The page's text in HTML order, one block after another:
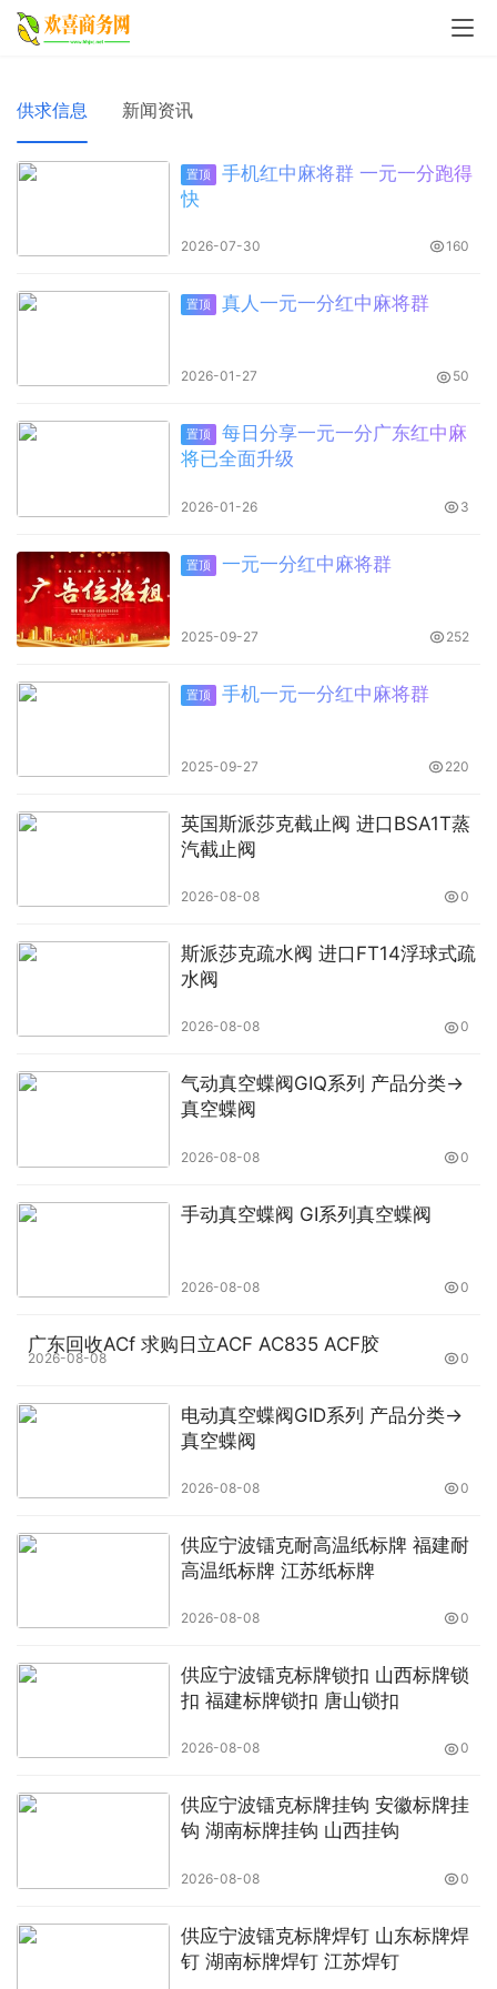
供求信息 新闻资讯
置顶 手机红中麻将群 一元一分跑得
快
2026-07-30 160
置顶 真人一元一分红中麻将群
2026-01-27 50
置顶 每日分享一元一分广东红中麻
将已全面升级
2026-01-26 3
置顶 一元一分红中麻将群
2025-09-27 252
置顶 手机一元一分红中麻将群
2025-09-27 220
英国斯派莎克截止阀 进口BSA1T蒸
汽截止阀
2026-08-08 0
斯派莎克疏水阀 进口FT14浮球式疏
水阀
2026-08-08 0
气动真空蝶阀GIQ系列 产品分类→
真空蝶阀
2026-08-08 0
手动真空蝶阀 GI系列真空蝶阀
2026-08-08 0
广东回收ACf 求购日立ACF AC835 ACF胶
2026-08-08 0
电动真空蝶阀GID系列 产品分类→
真空蝶阀
2026-08-08 0
供应宁波镭克耐高温纸标牌 福建耐
高温纸标牌 江苏纸标牌
2026-08-08 0
供应宁波镭克标牌锁扣 山西标牌锁
扣 福建标牌锁扣 唐山锁扣
2026-08-08 0
供应宁波镭克标牌挂钩 安徽标牌挂
钩 湖南标牌挂钩 山西挂钩
2026-08-08 0
供应宁波镭克标牌焊钉 山东标牌焊
钉 湖南标牌焊钉 江苏焊钉